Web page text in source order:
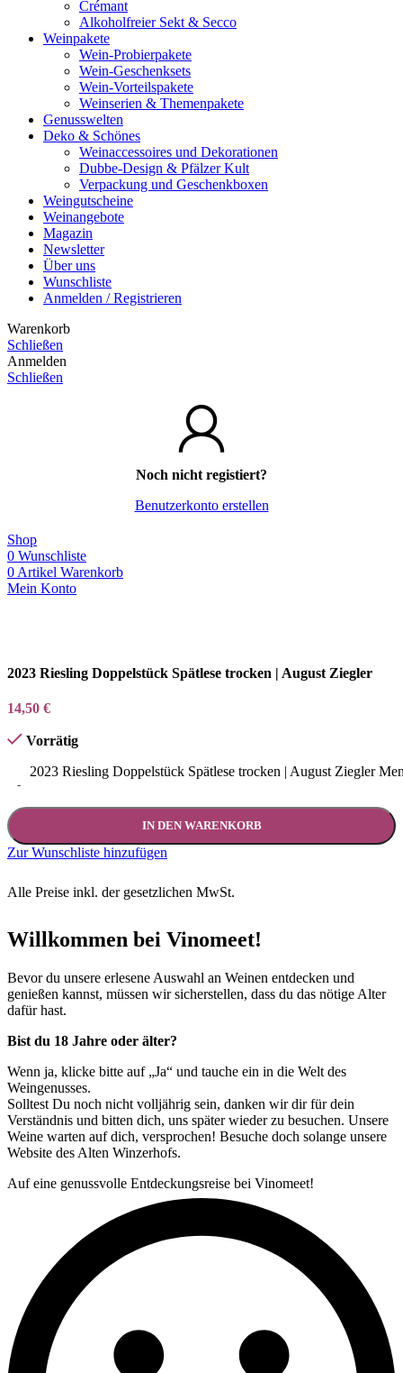
Crémant
Alkoholfreier Sekt & Secco
Weinpakete
Wein-Probierpakete
Wein-Geschenksets
Wein-Vorteilspakete
Weinserien & Themenpakete
Genusswelten
Deko & Schönes
Weinaccessoires und Dekorationen
Dubbe-Design & Pfälzer Kult
Verpackung und Geschenkboxen
Weingutscheine
Weinangebote
Magazin
Newsletter
Über uns
Wunschliste
Anmelden / Registrieren
Warenkorb
Schließen
Anmelden
Schließen
Noch nicht registiert?
Benutzerkonto erstellen
Shop
0 Wunschliste
0Artikel Warenkorb
Mein Konto
2023 Riesling Doppelstück Spätlese trocken | August Ziegler
14,50 €
Vorrätig
-
2023 Riesling Doppelstück Spätlese trocken | August Ziegler
IN DEN WARENKORB
Zur Wunschliste hinzufügen
Alle Preise inkl. der gesetzlichen MwSt.
Willkommen bei Vinomeet!
Bevor du unsere erlesene Auswahl an Weinen entdecken und
genießen kannst, müssen wir sicherstellen, dass du das nötige Alter
dafür hast.
Bist du 18 Jahre oder älter?
Wenn ja, klicke bitte auf „Ja“ und tauche ein in die Welt des
Weingenusses.
Solltest Du noch nicht volljährig sein, danken wir dir für dein
Verständnis und bitten dich, uns später wieder zu besuchen. Unsere
Weine warten auf dich, versprochen! Besuche doch solange unsere
Website des Alten Winzerhofs.
Auf eine genussvolle Entdeckungsreise bei Vinomeet!